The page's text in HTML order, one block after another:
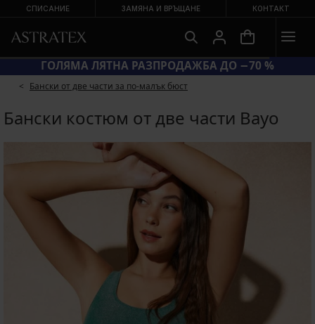
СПИСАНИЕ ЗАМЯНА И ВРЪЩАНЕ КОНТАКТ
ГОЛЯМА ЛЯТНА РАЗПРОДАЖБА ДО −70 %
Бански от две части за по-малък бюст
Бански костюм от две части Bayо